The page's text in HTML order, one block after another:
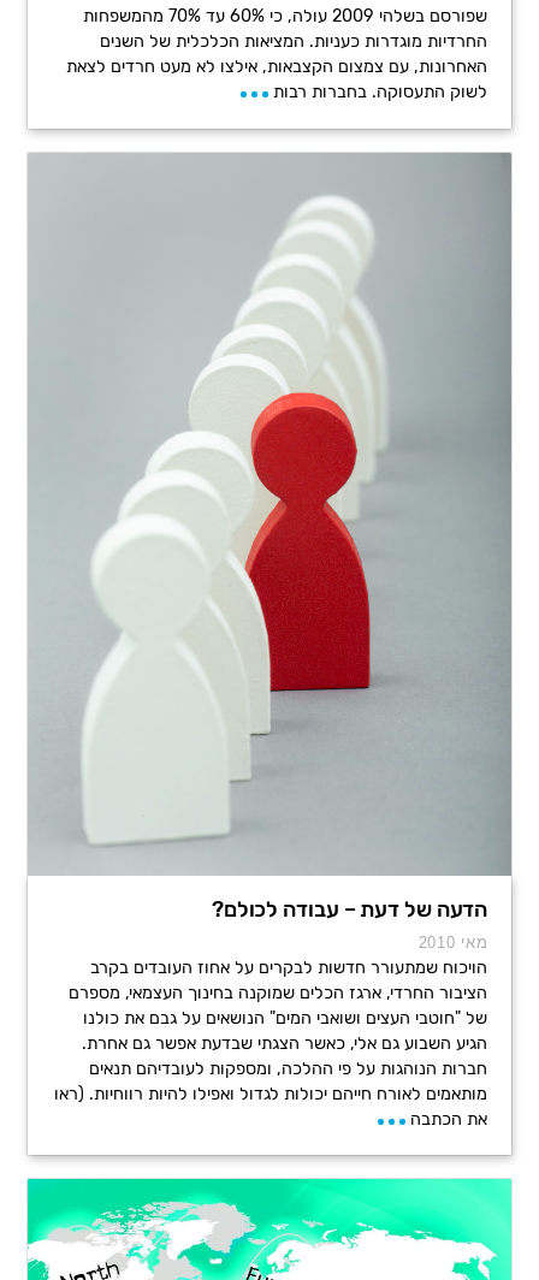
שפורסם בשלהי 2009 עולה, כי 60% עד 70% מהמשפחות
החרדיות מוגדרות כעניות. המציאות הכלכלית של השנים
האחרונות, עם צמצום הקצבאות, אילצו לא מעט חרדים לצאת
לשוק התעסוקה. בחברות רבות
הדעה של דעת – עבודה לכולם?
מאי 2010
הויכוח שמתעורר חדשות לבקרים על אחוז העובדים בקרב
הציבור החרדי, ארגז הכלים שמוקנה בחינוך העצמאי, מספרם
של "חוטבי העצים ושואבי המים" הנושאים על גבם את כולנו
הגיע השבוע גם אלי, כאשר הצגתי שבדעת אפשר גם אחרת.
חברות הנוהגות על פי ההלכה, ומספקות לעובדיהם תנאים
מותאמים לאורח חייהם יכולות לגדול ואפילו להיות רווחיות. (ראו
את הכתבה